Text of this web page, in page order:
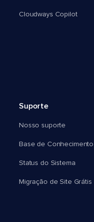
Cloudways Copilot
Suporte
Nosso suporte
Base de Conhecimento
Status do Sistema
Migração de Site Grátis